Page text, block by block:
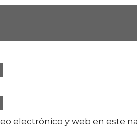
electrónico y web en este